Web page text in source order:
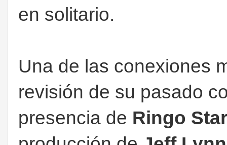
en solitario.
Una de las conexiones
revisión de su pasado
presencia de Ringo